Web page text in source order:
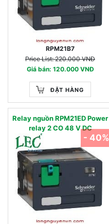
RPM21B7
Price List: 220.000 VNĐ
Giá bán: 120.000 VNĐ
ĐẶT HÀNG
Relay nguồn RPM21ED Power
relay 2 CO 48 V DC
- 40%